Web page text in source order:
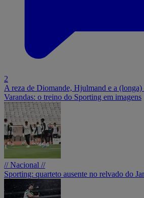
2
A reza de Diomande, Hjulmand e a
Varandas: o treino do Sporting em imagens
// Nacional //
Sporting: quarteto ausente no relvado do